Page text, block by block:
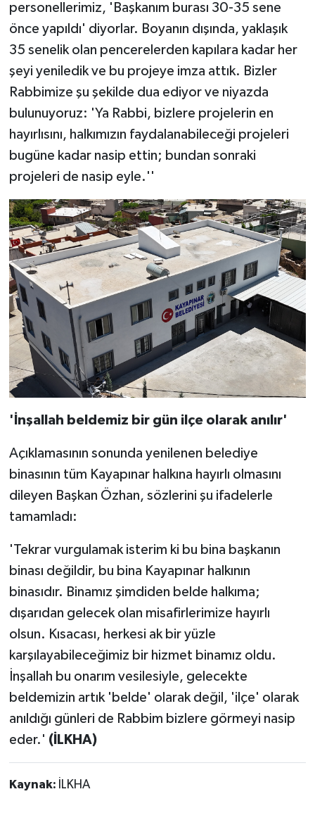
personellerimiz, 'Başkanım burası 30-35 sene
önce yapıldı' diyorlar. Boyanın dışında, yaklaşık
35 senelik olan pencerelerden kapılara kadar her
şeyi yeniledik ve bu projeye imza attık. Bizler
Rabbimize şu şekilde dua ediyor ve niyazda
bulunuyoruz: 'Ya Rabbi, bizlere projelerin en
hayırlısını, halkımızın faydalanabileceği projeleri
bugüne kadar nasip ettin; bundan sonraki
projeleri de nasip eyle.''
'İnşallah beldemiz bir gün ilçe olarak anılır'
Açıklamasının sonunda yenilenen belediye
binasının tüm Kayapınar halkına hayırlı olmasını
dileyen Başkan Özhan, sözlerini şu ifadelerle
tamamladı:
'Tekrar vurgulamak isterim ki bu bina başkanın
binası değildir, bu bina Kayapınar halkının
binasıdır. Binamız şimdiden belde halkıma;
dışarıdan gelecek olan misafirlerimize hayırlı
olsun. Kısacası, herkesi ak bir yüzle
karşılayabileceğimiz bir hizmet binamız oldu.
İnşallah bu onarım vesilesiyle, gelecekte
beldemizin artık 'belde' olarak değil, 'ilçe' olarak
anıldığı günleri de Rabbim bizlere görmeyi nasip
eder.' (İLKHA)
Kaynak: İLKHA